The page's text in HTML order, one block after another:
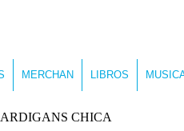
MERCHAN LIBROS
CHICA